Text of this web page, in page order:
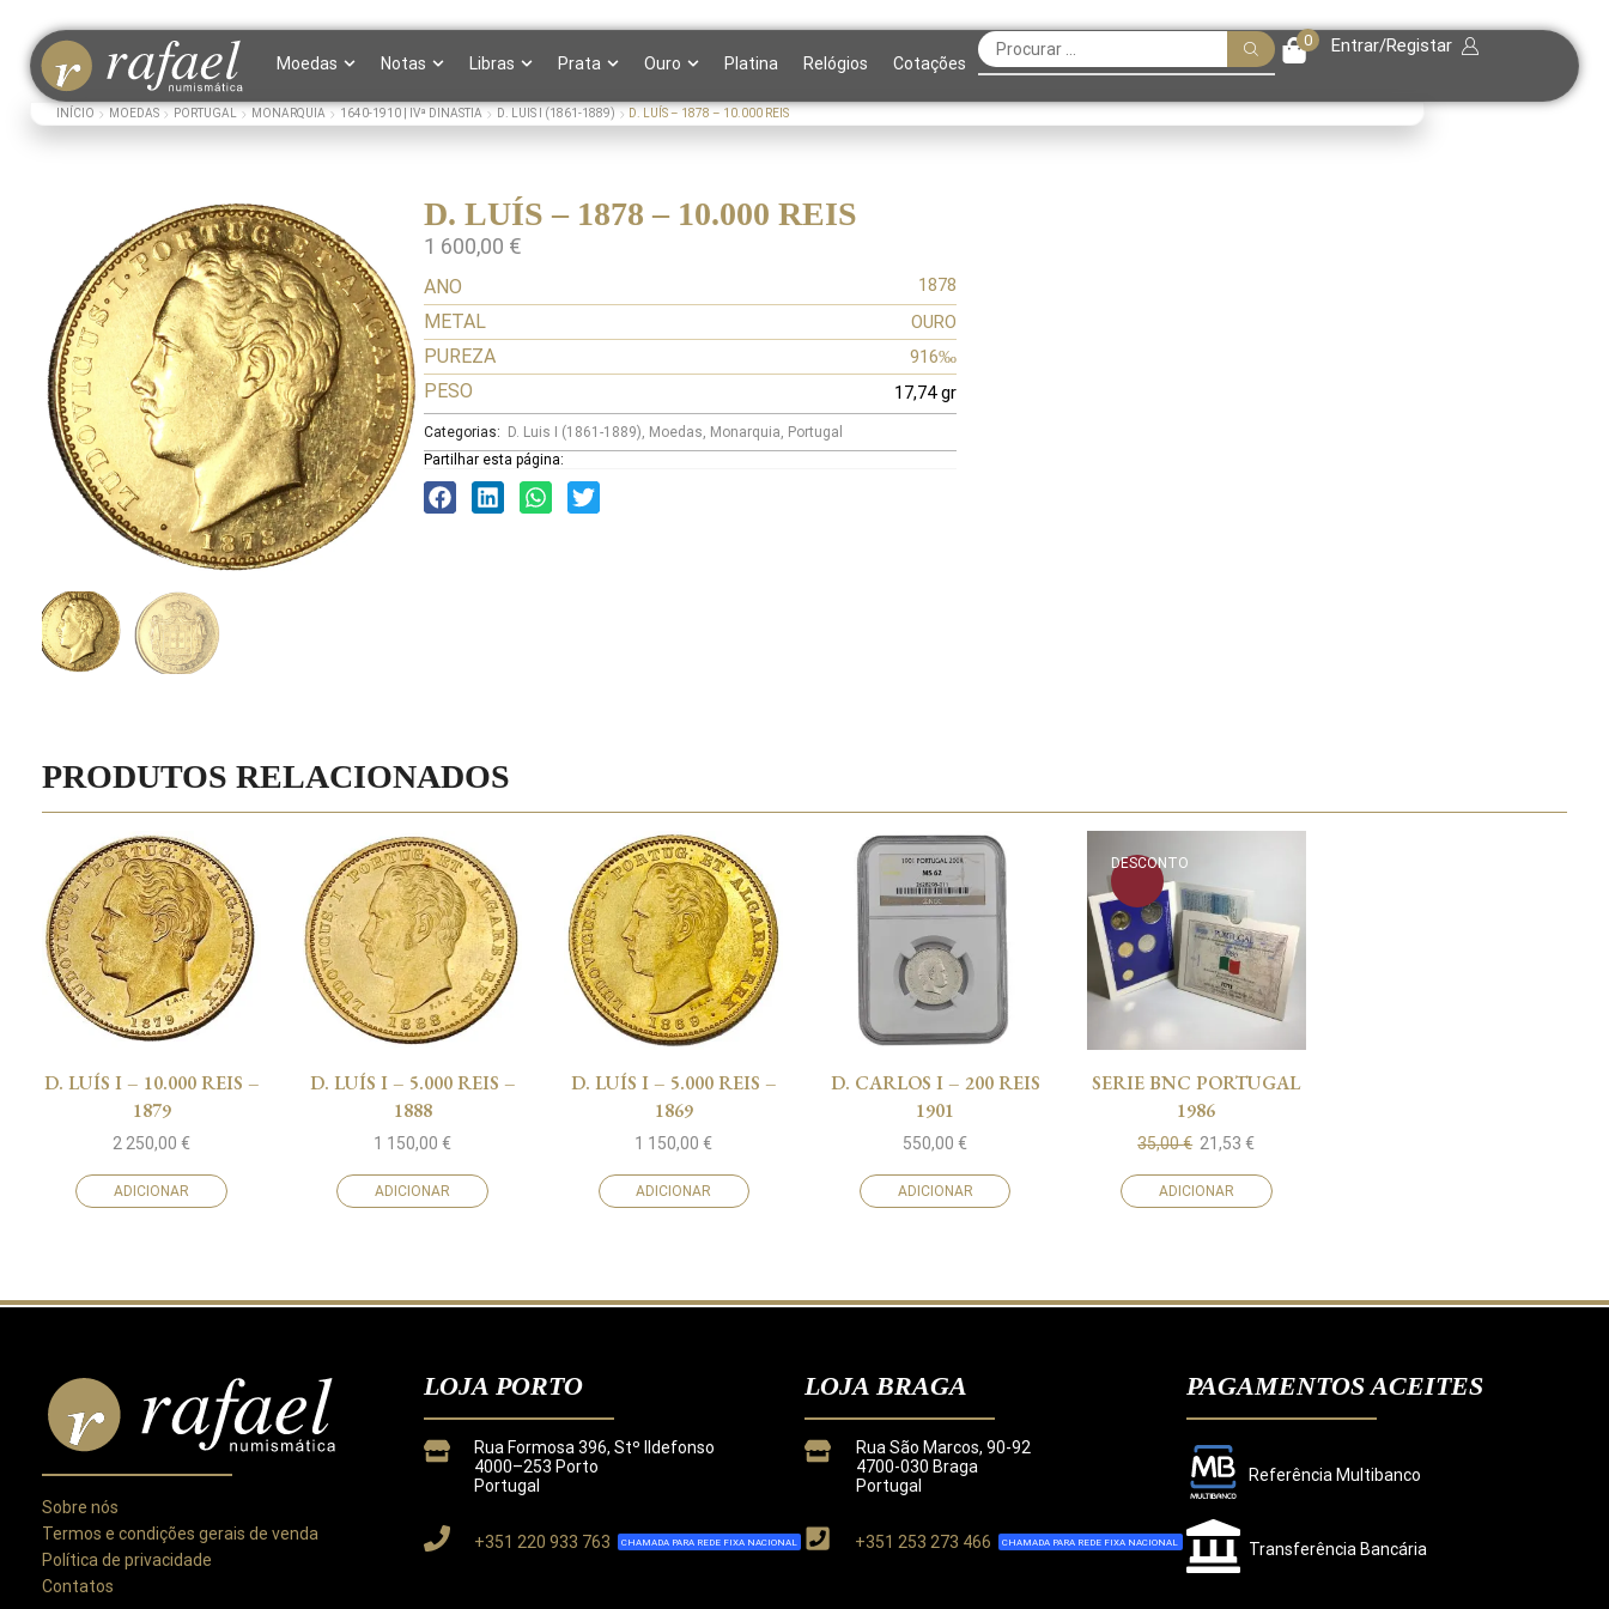
Moedas Notas Libras Prata Ouro Platina Relógios Cotações
0 Entrar/Registar
INÍCIO MOEDAS PORTUGAL MONARQUIA 1640-1910 | IVª DINASTIA D. LUIS I (1861-1889) D. LUÍS – 1878 – 10.000 REIS
D. LUÍS – 1878 – 10.000 REIS
1 600,00 €
ANO 1878
METAL OURO
PUREZA 916‰
PESO 17,74 gr
Categorias: D. Luis I (1861-1889), Moedas, Monarquia, Portugal
Partilhar esta página:
PRODUTOS RELACIONADOS
D. LUÍS I – 10.000 REIS –
1879
2 250,00€
ADICIONAR
D. LUÍS I – 5.000 REIS –
1888
1 150,00€
ADICIONAR
D. LUÍS I – 5.000 REIS –
1869
1 150,00€
ADICIONAR
D. CARLOS I – 200 REIS
1901
550,00€
ADICIONAR
DESCONTO
SERIE BNC PORTUGAL
1986
35,00€ 21,53€
ADICIONAR
Este site utiliza cookies para melhorar a sua experiência.
Sobre nós
Termos e condições gerais de venda
Política de privacidade
Contatos
LOJA PORTO
Rua Formosa 396, Stº Ildefonso
4000–253 Porto
Portugal
+351 220 933 763 CHAMADA PARA REDE FIXA NACIONAL
LOJA BRAGA
Rua São Marcos, 90-92
4700-030 Braga
Portugal
+351 253 273 466 CHAMADA PARA REDE FIXA NACIONAL
PAGAMENTOS ACEITES
Referência Multibanco
Transferência Bancária